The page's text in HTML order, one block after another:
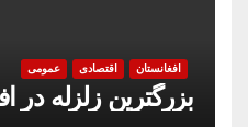
افغانستان اقتصادی عمومی
بزرگترین زلزله در